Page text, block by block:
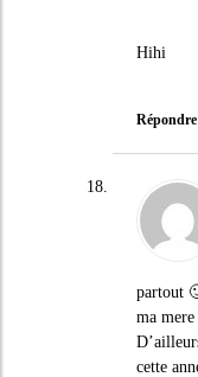
Hihi
Répondre
partout
ma
cette